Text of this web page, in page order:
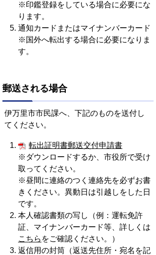
※印鑑登録をしている場合に必要にな
ります。
通知カードまたはマイナンバーカード
※国外へ転出する場合に必要になりま
す。
郵送される場合
伊万里市市民課へ、下記のものを送付し
てください。
転出証明書郵送交付申請書
※ダウンロードするか、市役所で受け
取ってください。
※昼間に連絡のつく連絡先を必ずお書
きください。異動日は引越しをした日
です。
本人確認書類の写し（例：運転免許
証、マイナンバーカード等、詳しくは
こちら をご確認ください。）
返信用の封筒（返送先住所・宛名を記